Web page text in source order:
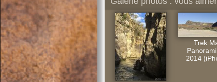
Trek
2014